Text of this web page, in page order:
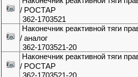
/ РОСТАР
362-1703521
Наконечник реактивной тяги
/ аналог
362-1703521-20
Наконечник реактивной тяги
/ РОСТАР